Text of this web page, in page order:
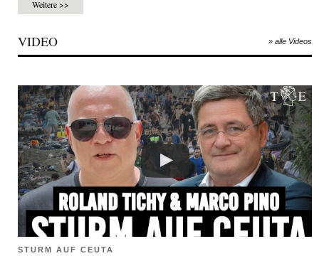
Weitere >>
VIDEO » alle Videos
STURM AUF CEUTA